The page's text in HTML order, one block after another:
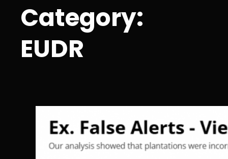
Category:
EUDR